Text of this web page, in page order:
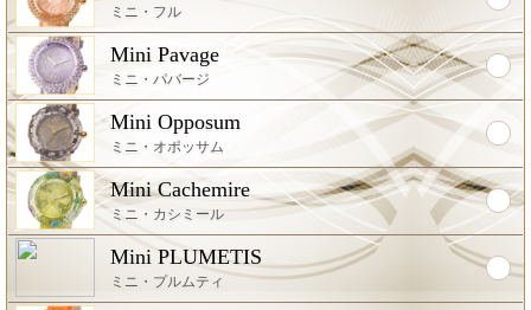
ミニ・フル
Mini Pavage
ミニ・パバージ
Mini Opposum
ミニ・オポッサム
Mini Cachemire
ミニ・カシミール
Mini PLUMETIS
ミニ・プルムティ